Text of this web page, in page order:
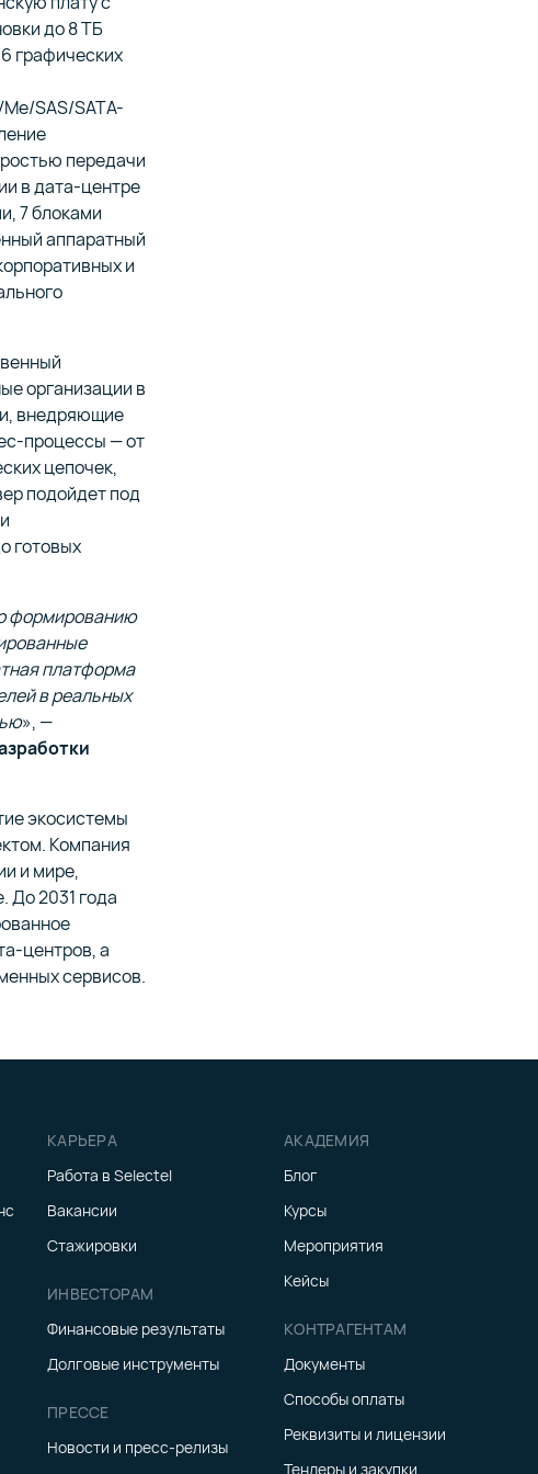
до 8 ТБ
графических
SAS/SATA-
передачи
в дата-центре
7 блоками
аппаратный
и
организации в
внедряющие
процессы — от
цепочек,
подойдет под
готовых
формированию
платформа
в реальных
», —
экосистемы
Компания
и мире,
До 2031 года
центров, а
сервисов.
КАРЬЕРА
Работа в Selectel
Вакансии
Стажировки
ИНВЕСТОРАМ
Финансовые результаты
Долговые инструменты
ПРЕССЕ
Новости и пресс-релизы
АКАДЕМИЯ
Блог
Курсы
Мероприятия
Кейсы
КОНТРАГЕНТАМ
Документы
Способы оплаты
Реквизиты и лицензии
Тендеры и закупки